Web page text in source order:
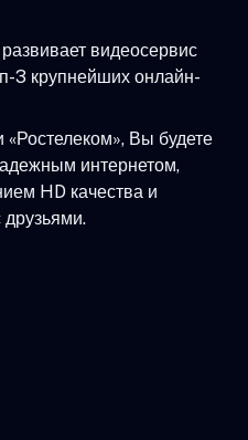
видеосервис
3 крупнейших онлайн-
«Ростелеком», Вы будете
интернетом,
HD качества и